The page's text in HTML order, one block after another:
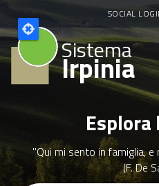
SOCIAL
Sistema
Irpinia
"Qui mi sento in famiglia,
(F. De